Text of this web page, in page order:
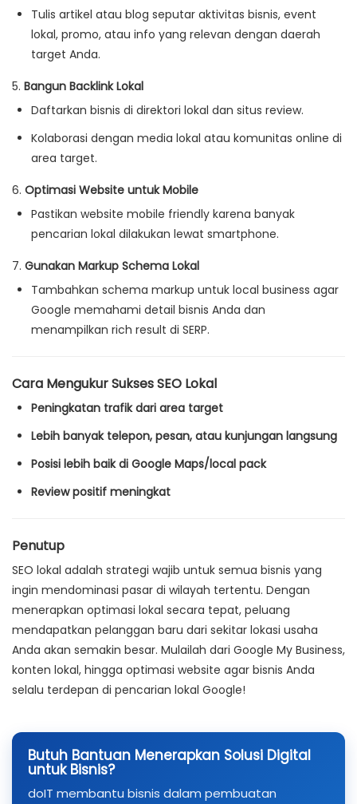
Tulis artikel atau blog seputar aktivitas bisnis, event
lokal, promo, atau info yang relevan dengan daerah
target Anda.
5. Bangun Backlink Lokal
Daftarkan bisnis di direktori lokal dan situs review.
Kolaborasi dengan media lokal atau komunitas online di
area target.
6. Optimasi Website untuk Mobile
Pastikan website mobile friendly karena banyak
pencarian lokal dilakukan lewat smartphone.
7. Gunakan Markup Schema Lokal
Tambahkan schema markup untuk local business agar
Google memahami detail bisnis Anda dan
menampilkan rich result di SERP.
Cara Mengukur Sukses SEO Lokal
Peningkatan trafik dari area target
Lebih banyak telepon, pesan, atau kunjungan langsung
Posisi lebih baik di Google Maps/local pack
Review positif meningkat
Penutup
SEO lokal adalah strategi wajib untuk semua bisnis yang
ingin mendominasi pasar di wilayah tertentu. Dengan
menerapkan optimasi lokal secara tepat, peluang
mendapatkan pelanggan baru dari sekitar lokasi usaha
Anda akan semakin besar. Mulailah dari Google My Business,
konten lokal, hingga optimasi website agar bisnis Anda
selalu terdepan di pencarian lokal Google!
Butuh Bantuan Menerapkan Solusi Digital
untuk Bisnis?
doIT membantu bisnis dalam pembuatan